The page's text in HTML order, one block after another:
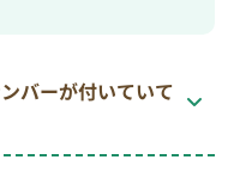
バーが付いていて